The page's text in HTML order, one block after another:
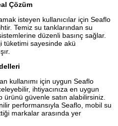
Çözüm
isteyen kullanıcılar için Seaflo
Temiz su tanklarından su
düzenli basınç sağlar.
tüketimi sayesinde akü
kullanımı için uygun Seaflo
ihtiyacınıza en uygun
ürünü güvenle satın alabilirsiniz.
performansıyla Seaflo, mobil su
markalar arasında yer